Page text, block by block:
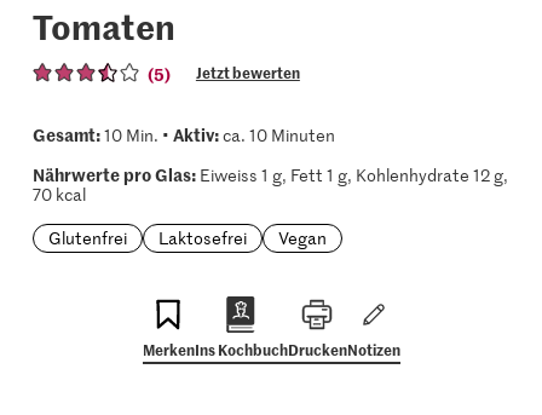
Tomaten
(5) Jetzt bewerten
Gesamt:10 Min. • Aktiv:ca. 10 Minuten
Nährwerte pro Glas:Eiweiss 1 g, Fett 1 g, Kohlenhydrate 12 g,
70 kcal
Glutenfrei
Laktosefrei Vegan
MerkenIns KochbuchDruckenNotizen